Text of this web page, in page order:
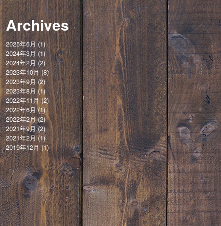
Archives
2025年6月 (1)
2024年3月(1)
2024年2月(2)
2023年10月(8)
2023年9月(2)
2023年8月(1)
2022年11月(2)
2022年6月(1)
2022年2月(2)
2021年9月(2)
2021年2月(1)
2019年12月(1)